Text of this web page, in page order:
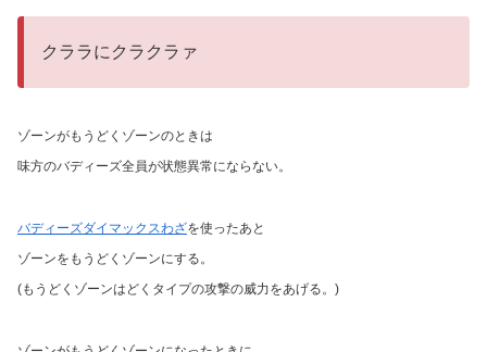
クララにクラクラァ
ゾーンがもうどくゾーンのときは
味方のバディーズ全員が状態異常にならない。
バディーズダイマックスわざを使ったあと
ゾーンをもうどくゾーンにする。
(もうどくゾーンはどくタイプの攻撃の威力をあげる。)